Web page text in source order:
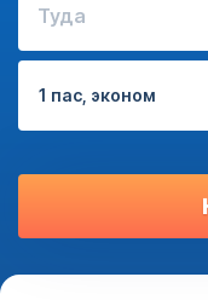
Туда
1 пас, эконом